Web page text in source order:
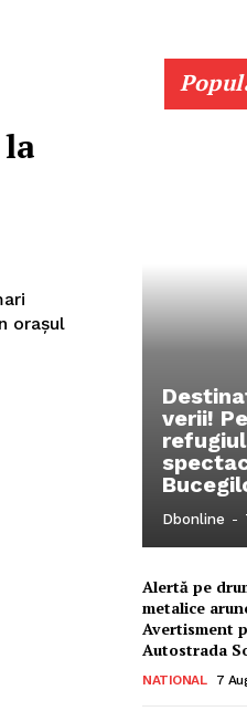
Ionuț Parghel
de 2
orașul
verii!
Dbonline -
Alertă pe
metalice
Avertisment
Autostrada
NATIONAL 7